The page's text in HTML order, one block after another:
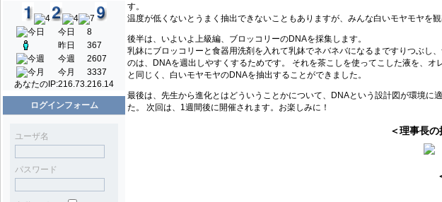
今日
8
昨日
367
今週
2607
今月
3337
あなたのIP:216.73.216.14
ログインフォーム
ユーザ名
パスワード
す。
温度が低くないとうまく抽出できないこともありますが、みんな白いモヤモヤを観
後半は、いよいよ上級編、ブロッコリーのDNAを採集します。
乳鉢にブロッコリーと食器用洗剤を入れて乳鉢でネバネバになるまですりつぶし
のは、DNAを週出しやすくするためです。 それを茶こしを使ってこした液を、
と同じく、白いモヤモヤのDNAを抽出することができました。
最後は、先生から進化とはどういうことかについて、DNAという設計図が環境
た。 次回は、1週間後に開催されます。お楽しみに！
＜理事長の